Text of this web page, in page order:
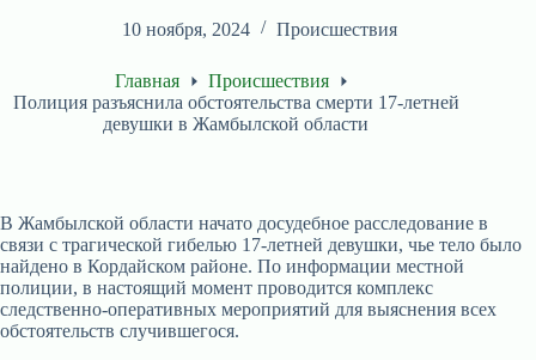
10 ноября, 2024 Происшествия
Главная
Происшествия
Полиция разъяснила обстоятельства смерти 17-летней
девушки в Жамбылской области
В Жамбылской области начато досудебное расследование в
связи с трагической гибелью 17-летней девушки, чье тело было
найдено в Кордайском районе. По информации местной
полиции, в настоящий момент проводится комплекс
следственно-оперативных мероприятий для выяснения всех
обстоятельств случившегося.